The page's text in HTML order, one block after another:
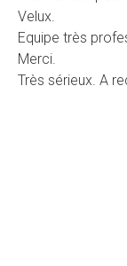
Velux.
Equipe très
Merci.
Très sérieux. A